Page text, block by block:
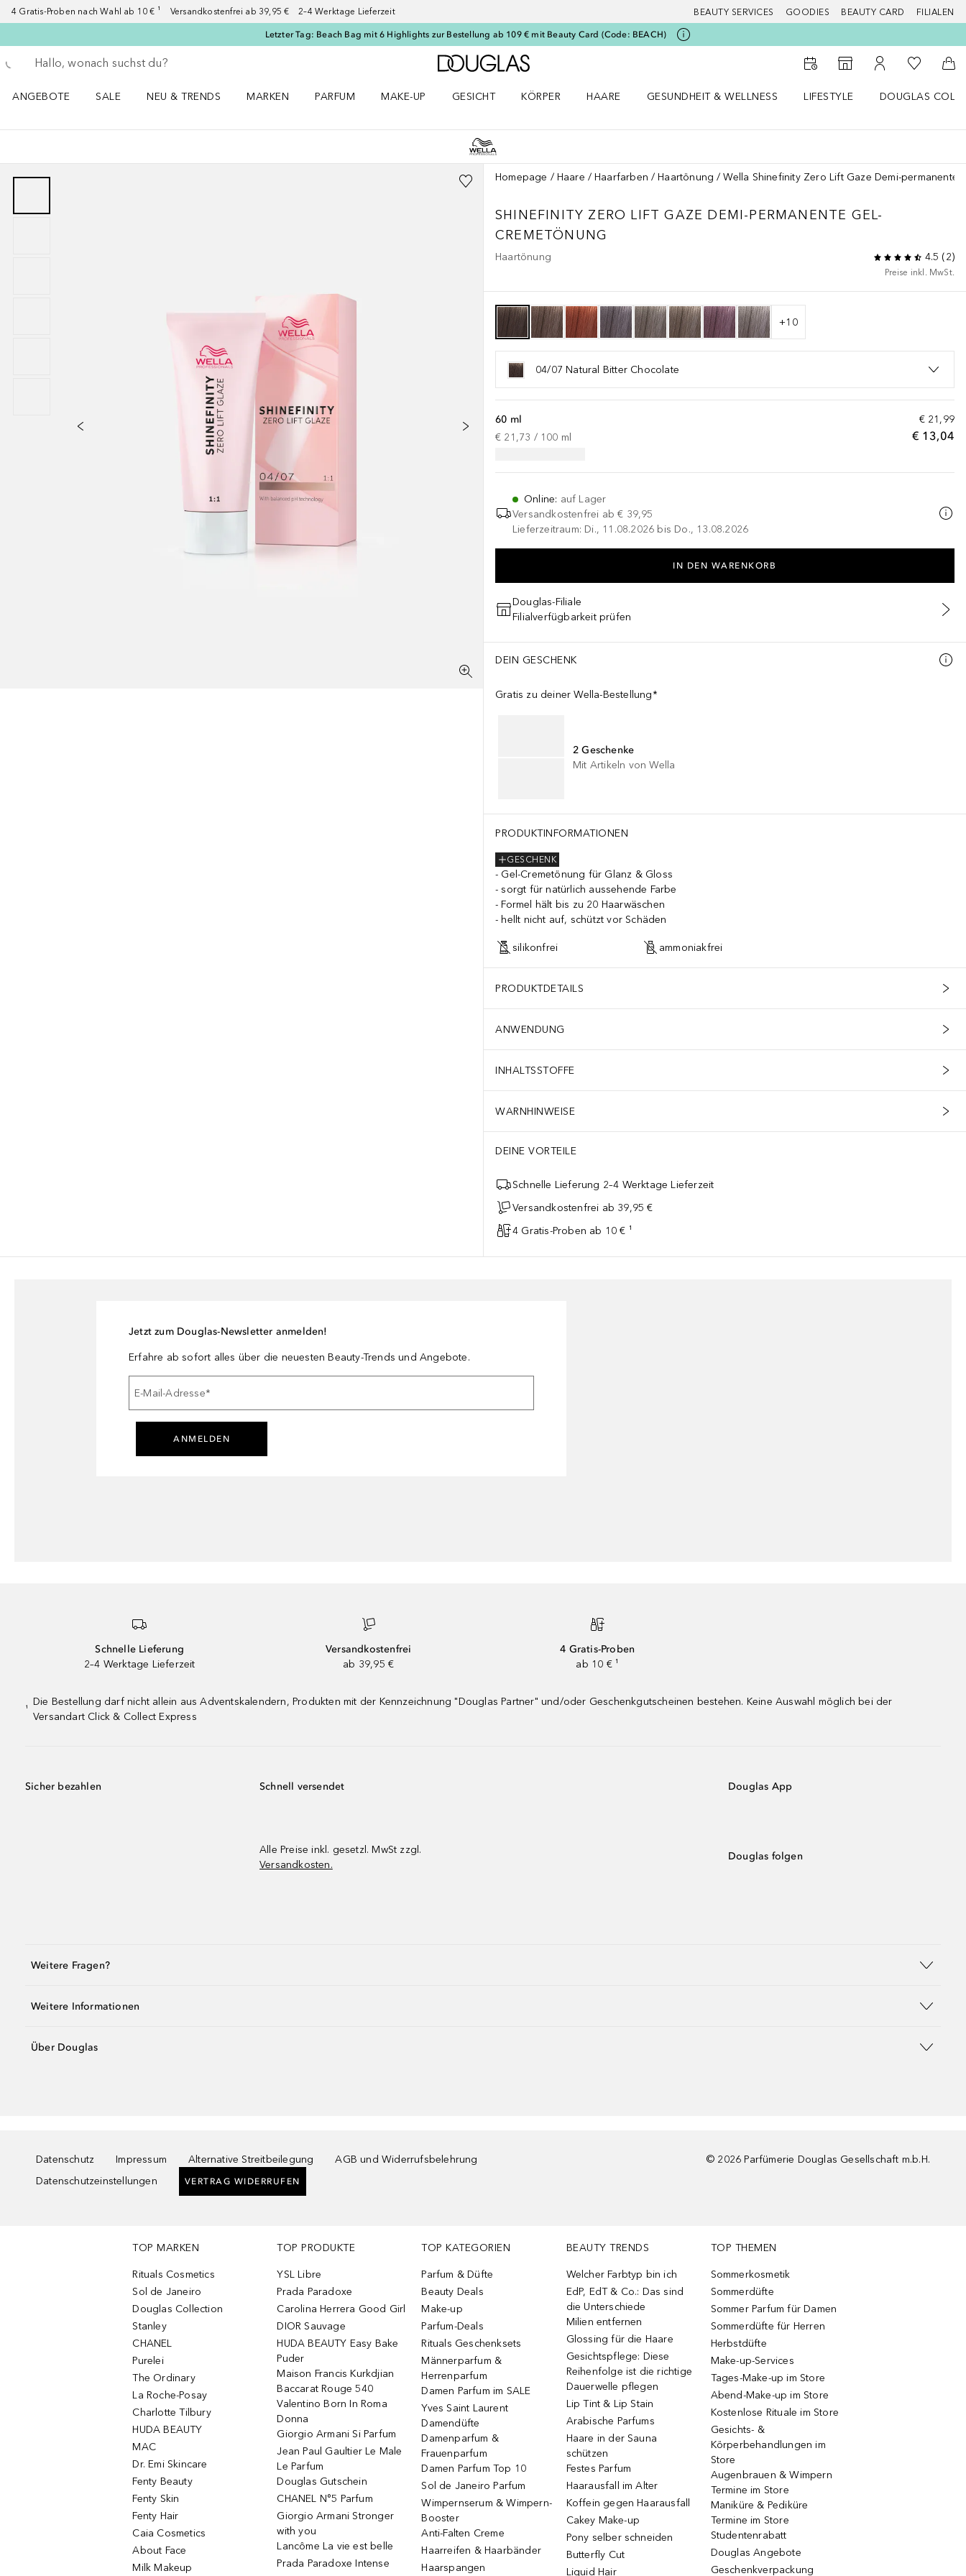
4 Gratis-Proben nach Wahl ab 10 € ¹ Versandkostenfrei ab 39,95 € 2–4 Werktage Lieferzeit BEAUTY SERVICES GOODIES BEAUTY CARD FILIALEN
Letzter Tag: Beach Bag mit 6 Highlights zur Bestellung ab 109 € mit Beauty Card (Code: BEACH)
Gehe zurück
Suche ausführen
Zur Douglas Startseite
Zum Storefinder
Zu Meinem
Zu Meiner
ANGEBOTE
SALE
NEU & TRENDS
MARKEN
PARFUM
MAKE-UP
GESICHT
KÖRPER
HAARE
GESUNDHEIT & WELLNESS
LIFESTYLE
DOUGLAS
Homepage Haare Haarfarben Haartönung Wella Shinefinity Zero Lift Gaze Demi-permanente
SHINEFINITY ZERO LIFT GAZE DEMI-PERMANENTE GEL-
CREMETÖNUNG
Haartönung 4.5 (2)
Preise inkl. MwSt.
+10
04/07 Natural Bitter Chocolate
€ 21,99
€ 13,04
60 ml
€ 21,73 / 100 ml
Online: auf Lager
Versandkostenfrei ab € 39,95
Lieferzeitraum: Di., 11.08.2026 bis Do., 13.08.2026
IN DEN WARENKORB
Douglas-Filiale
Filialverfügbarkeit prüfen
DEIN GESCHENK
Gratis zu deiner Wella-Bestellung*
2 Geschenke
Mit Artikeln von Wella
PRODUKTINFORMATIONEN
GESCHENK
Gel-Cremetönung für Glanz & Gloss
sorgt für natürlich aussehende Farbe
Formel hält bis zu 20 Haarwäschen
hellt nicht auf, schützt vor Schäden
silikonfrei ammoniakfrei
PRODUKTDETAILS
ANWENDUNG
INHALTSSTOFFE
WARNHINWEISE
DEINE VORTEILE
Schnelle Lieferung 2–4 Werktage Lieferzeit
Versandkostenfrei ab 39,95 €
4 Gratis-Proben ab 10 € ¹
Jetzt zum Douglas-Newsletter anmelden!
Erfahre ab sofort alles über die neuesten Beauty-Trends und Angebote.
E-Mail-Adresse*
ANMELDEN
Schnelle Lieferung
2–4 Werktage Lieferzeit
Versandkostenfrei
ab 39,95 €
4 Gratis-Proben
ab 10 € ¹
¹
Die Bestellung darf nicht allein aus Adventskalendern, Produkten mit der Kennzeichnung "Douglas Partner" und/oder Geschenkgutscheinen bestehen. Keine Auswahl möglich bei der
Versandart Click & Collect Express
Sicher bezahlen Schnell versendet
Alle Preise inkl. gesetzl. MwSt zzgl.
Versandkosten.
Douglas App
Douglas folgen
Weitere Fragen?
Weitere Informationen
Über Douglas
Datenschutz Impressum Alternative Streitbeilegung
AGB und Widerrufsbelehrung
Datenschutzeinstellungen
VERTRAG WIDERRUFEN
© 2026 Parfümerie Douglas Gesellschaft m.b.H.
TOP MARKEN
Rituals Cosmetics
Sol de Janeiro
Douglas Collection
Stanley
CHANEL
Purelei
The Ordinary
La Roche-Posay
Charlotte Tilbury
HUDA BEAUTY
MAC
Dr. Emi Skincare
Fenty Beauty
Fenty Skin
Fenty Hair
Caia Cosmetics
About Face
Milk Makeup
TOP PRODUKTE
YSL Libre
Prada Paradoxe
Carolina Herrera Good Girl
DIOR Sauvage
HUDA BEAUTY Easy Bake
Puder
Maison Francis Kurkdjian
Baccarat Rouge 540
Valentino Born In Roma
Donna
Giorgio Armani Si Parfum
Jean Paul Gaultier Le Male
Le Parfum
Douglas Gutschein
CHANEL N°5 Parfum
Giorgio Armani Stronger
with you
Lancôme La vie est belle
Prada Paradoxe Intense
TOP KATEGORIEN
Parfum & Düfte
Beauty Deals
Make-up
Parfum-Deals
Rituals Geschenksets
Männerparfum &
Herrenparfum
Damen Parfum im SALE
Yves Saint Laurent
Damendüfte
Damenparfum &
Frauenparfum
Damen Parfum Top 10
Sol de Janeiro Parfum
Wimpernserum & Wimpern-
Booster
Anti-Falten Creme
Haarreifen & Haarbänder
Haarspangen
BEAUTY TRENDS
Welcher Farbtyp bin ich
EdP, EdT & Co.: Das sind
die Unterschiede
Milien entfernen
Glossing für die Haare
Gesichtspflege: Diese
Reihenfolge ist die richtige
Dauerwelle pflegen
Lip Tint & Lip Stain
Arabische Parfums
Haare in der Sauna
schützen
Festes Parfum
Haarausfall im Alter
Koffein gegen Haarausfall
Cakey Make-up
Pony selber schneiden
Butterfly Cut
Liquid Hair
TOP THEMEN
Sommerkosmetik
Sommerdüfte
Sommer Parfum für Damen
Sommerdüfte für Herren
Herbstdüfte
Make-up-Services
Tages-Make-up im Store
Abend-Make-up im Store
Kostenlose Rituale im Store
Gesichts- &
Körperbehandlungen im
Store
Augenbrauen & Wimpern
Termine im Store
Maniküre & Pediküre
Termine im Store
Studentenrabatt
Douglas Angebote
Geschenkverpackung